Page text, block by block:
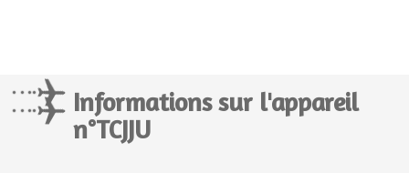
Informations sur l'appareil
n°TCJJU